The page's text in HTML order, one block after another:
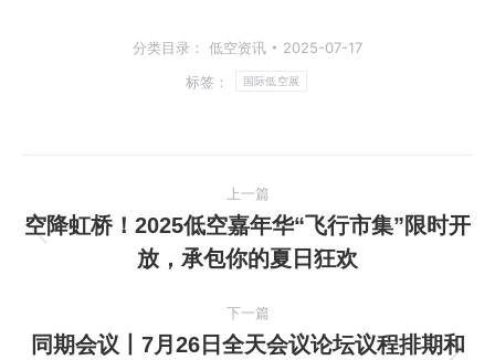
分类目录： 低空资讯
2025-07-17
标签：
国际低空展
章
航
上一篇
上
一
篇
文
空降虹桥！2025低空嘉年华“飞行市集”限时开
放，承包你的夏日狂欢
下一篇
同期会议丨7月26日全天会议论坛议程排期和